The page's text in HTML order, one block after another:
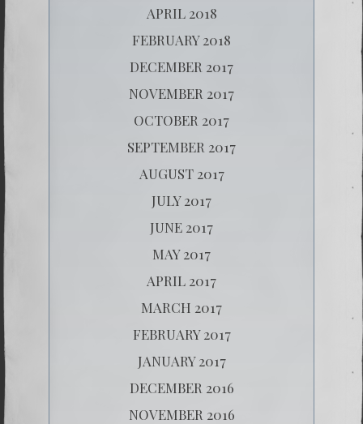
APRIL 2018
FEBRUARY 2018
DECEMBER 2017
NOVEMBER 2017
OCTOBER 2017
SEPTEMBER 2017
AUGUST 2017
JULY 2017
JUNE 2017
MAY 2017
APRIL 2017
MARCH 2017
FEBRUARY 2017
JANUARY 2017
DECEMBER 2016
NOVEMBER 2016